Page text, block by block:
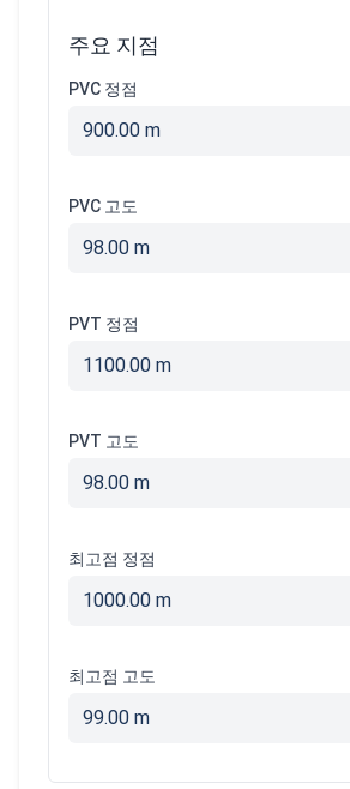
주요 지점
PVC 정점
900.00 m
PVC 고도
98.00 m
PVT 정점
1100.00 m
PVT 고도
98.00 m
최고점 정점
1000.00 m
최고점 고도
99.00 m